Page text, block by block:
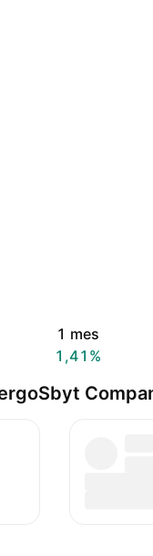
1 mes
1,41%